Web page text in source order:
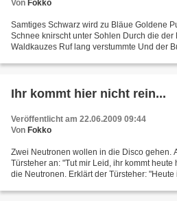
Von Fokko
Samtiges Schwarz wird zu Bläue Goldene
Schnee knirscht unter Sohlen Durch die
Waldkauzes Ruf lang verstummte Und der
Ihr kommt hier nicht rein...
Veröffentlicht am 22.06.2009 09:44
Von Fokko
Zwei Neutronen wollen in die Disco gehen.
Türsteher an: "Tut mir Leid, ihr kommt
die Neutronen. Erklärt der Türsteher: